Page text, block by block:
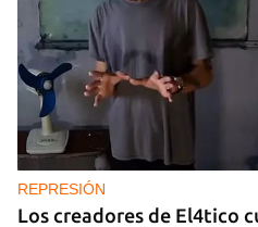
REPRESIÓN
Los creadores de El4tico